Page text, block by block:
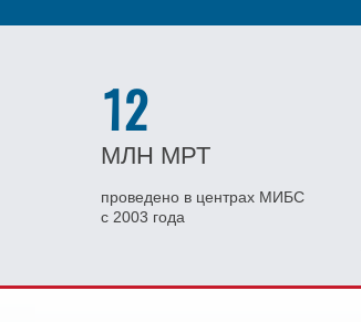
12
МЛН МРТ
проведено в центрах МИБС
с 2003 года